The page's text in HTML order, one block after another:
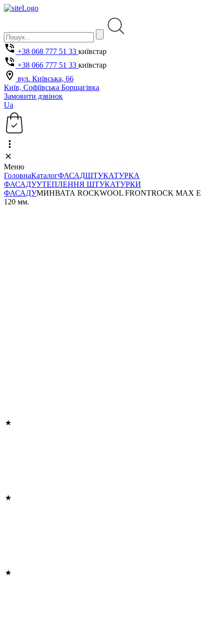
+38 068 777 51 33 київстар
+38 066 777 51 33 київстар
вул. Київська, 66
Київ, Софіївська Борщагівка
Замовити дзвінок
Ua
Меню
ГоловнаКаталогФАСАДШТУКАТУРКА
ФАСАДУУТЕПЛЕННЯ ШТУКАТУРКИ
ФАСАДУМИНВАТА ROCKWOOL FRONTROCK MAX E
120 мм.